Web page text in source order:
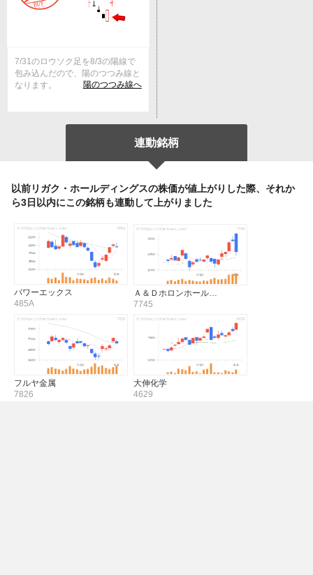
7/31のロウソク足を8/3の陽線で
包み込んだので、陽のつつみ線と
なります。
陽のつつみ線へ
連動銘柄
以前リガク・ホールディングスの株価が値上がりした際、それか
ら3日以内にこの銘柄も連動して上がりました
パワーエックス
485A
Ａ＆Ｄホロンホール…
7745
フルヤ金属
7826
大伸化学
4629